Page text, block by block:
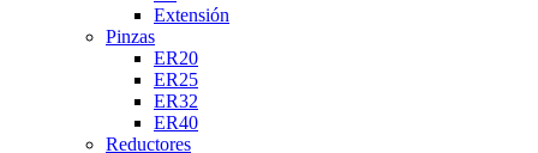
Extensión
Pinzas
ER20
ER25
ER32
ER40
Reductores